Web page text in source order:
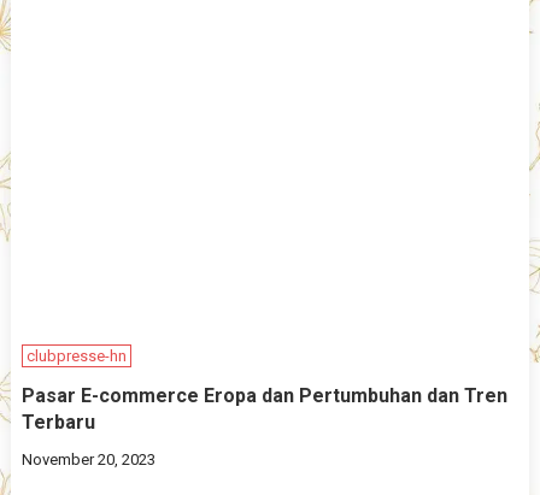
clubpresse-hn
Pasar E-commerce Eropa dan Pertumbuhan dan Tren
Terbaru
November 20, 2023